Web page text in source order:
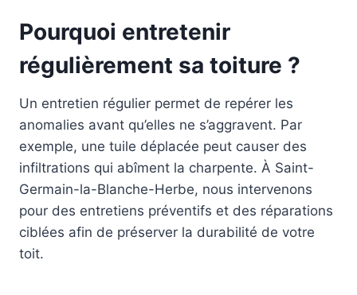
Pourquoi entretenir
régulièrement sa toiture ?
Un entretien régulier permet de repérer les
anomalies avant qu’elles ne s’aggravent. Par
exemple, une tuile déplacée peut causer des
infiltrations qui abîment la charpente. À Saint-
Germain-la-Blanche-Herbe, nous intervenons
pour des entretiens préventifs et des réparations
ciblées afin de préserver la durabilité de votre
toit.